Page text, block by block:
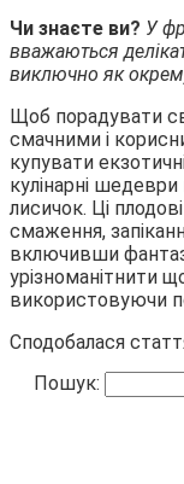
Чи знаєте ви? У
вважаються
виключно як
Щоб порадувати
смачними і
купувати
кулінарні
лисичок. Ці
смаження,
включивши
урізноманітнити
використовуючи
Сподобалася
Пошук: